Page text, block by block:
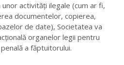
activități ilegale (cum ar fi,
documentelor, copierea,
de date), Societatea va
organelor legii pentru
a făptuitorului.